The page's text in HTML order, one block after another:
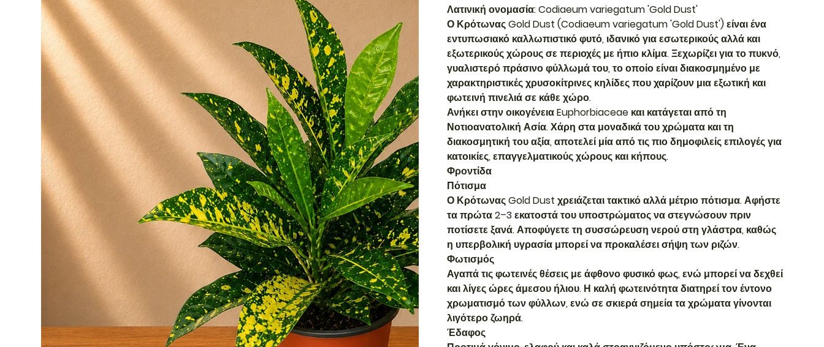
Λατινική ονομασία: Codiaeum variegatum 'Gold Dust'
Ο Κρότωνας Gold Dust (Codiaeum variegatum 'Gold Dust') είναι ένα
εντυπωσιακό καλλωπιστικό φυτό, ιδανικό για εσωτερικούς αλλά και
εξωτερικούς χώρους σε περιοχές με ήπιο κλίμα. Ξεχωρίζει για το πυκνό,
γυαλιστερό πράσινο φύλλωμά του, το οποίο είναι διακοσμημένο με
χαρακτηριστικές χρυσοκίτρινες κηλίδες που χαρίζουν μια εξωτική και
φωτεινή πινελιά σε κάθε χώρο.
Ανήκει στην οικογένεια Euphorbiaceae και κατάγεται από τη
Νοτιοανατολική Ασία. Χάρη στα μοναδικά του χρώματα και τη
διακοσμητική του αξία, αποτελεί μία από τις πιο δημοφιλείς επιλογές για
κατοικίες, επαγγελματικούς χώρους και κήπους.
Φροντίδα
Πότισμα
Ο Κρότωνας Gold Dust χρειάζεται τακτικό αλλά μέτριο πότισμα. Αφήστε
τα πρώτα 2–3 εκατοστά του υποστρώματος να στεγνώσουν πριν
ποτίσετε ξανά. Αποφύγετε τη συσσώρευση νερού στη γλάστρα, καθώς
η υπερβολική υγρασία μπορεί να προκαλέσει σήψη των ριζών.
Φωτισμός
Αγαπά τις φωτεινές θέσεις με άφθονο φυσικό φως, ενώ μπορεί να δεχθεί
και λίγες ώρες άμεσου ήλιου. Η καλή φωτεινότητα διατηρεί τον έντονο
χρωματισμό των φύλλων, ενώ σε σκιερά σημεία τα χρώματα γίνονται
λιγότερο ζωηρά.
Έδαφος